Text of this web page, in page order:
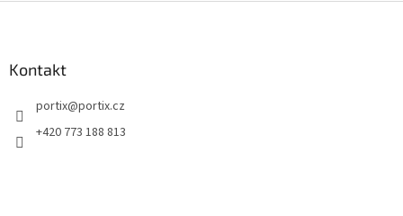
Kontakt
portix@portix.cz
+420 773 188 813